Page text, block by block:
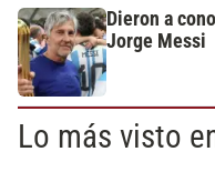
Dieron a
Jorge Messi
Lo más visto